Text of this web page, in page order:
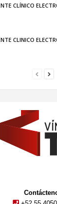
CLÍNICO
CLINICO